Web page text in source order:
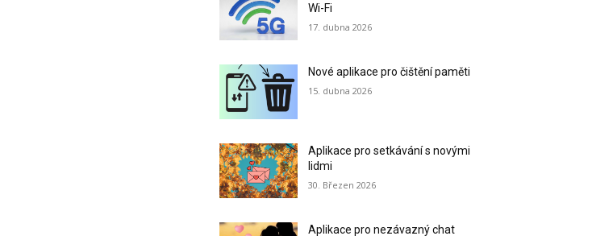
Wi-Fi
17. dubna 2026
Nové aplikace pro čištění paměti
15. dubna 2026
Aplikace pro setkávání s novými
lidmi
30. Březen 2026
Aplikace pro nezávazný chat